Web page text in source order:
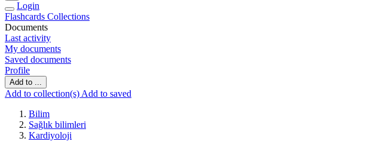
Login
Flashcards Collections
Documents
Last activity
My documents
Saved documents
Profile
Add to ...
Add to collection(s) Add to saved
Bilim
Sağlık bilimleri
Kardiyoloji